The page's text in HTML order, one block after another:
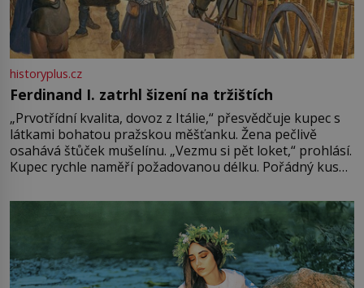
historyplus.cz
Ferdinand I. zatrhl šizení na tržištích
„Prvotřídní kvalita, dovoz z Itálie,“ přesvědčuje kupec s
látkami bohatou pražskou měšťanku. Žena pečlivě
osahává štůček mušelínu. „Vezmu si pět loket,“ prohlásí.
Kupec rychle naměří požadovanou délku. Pořádný kus
milostpaní. Stačí jenom na sukni,“ zhodnotí švadlena
množství růžového mušelínu. „Ošidili vás, podívejte.“